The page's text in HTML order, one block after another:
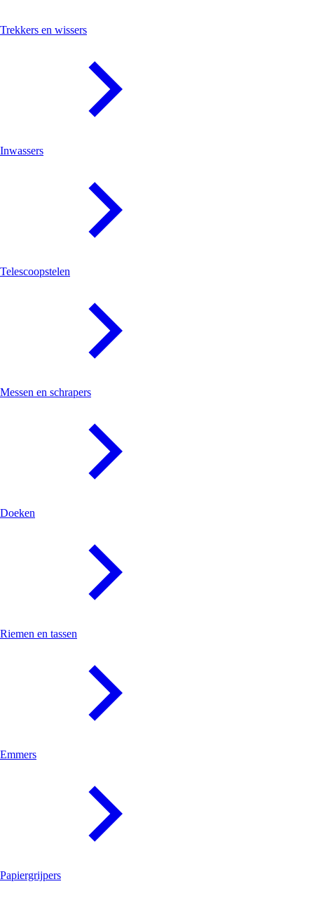
Trekkers en wissers
Inwassers
Telescoopstelen
Messen en schrapers
Doeken
Riemen en tassen
Emmers
Papiergrijpers